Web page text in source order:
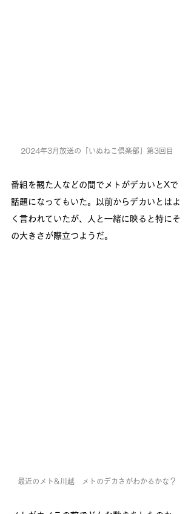
2024年3月放送の「いぬねこ倶楽部」第3回目
番組を観た人などの間でメトがデカいとXで
話題になってもいた。以前からデカいとはよ
く言われていたが、人と一緒に映ると特にそ
の大きさが際立つようだ。
最近のメト&川越　メトのデカさがわかるかな？